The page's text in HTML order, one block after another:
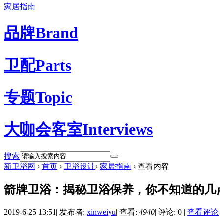
家居指南
品牌Brand
卫配Parts
专题Topic
大咖会客室Interviews
搜索
新卫浴网 › 首页 › 卫浴设计› 家居指南 › 查看内容
箭牌卫浴：揭秘卫浴保养，你不知道的几
2019-6-25 13:51 | 发布者: xinweiyu| 查看: 4940| 评论: 0 | 查看评论